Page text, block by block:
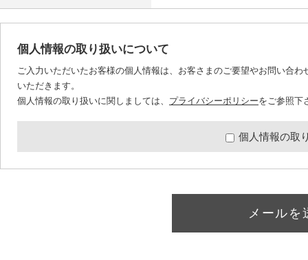
個人情報の取り扱いについて
ご入力いただいたお客様の個人情報は、お客さまのご要望やお問い合
いただきます。
個人情報の取り扱いに関しましては、 プライバシーポリシーをご参照下
個人情報の取
メールを